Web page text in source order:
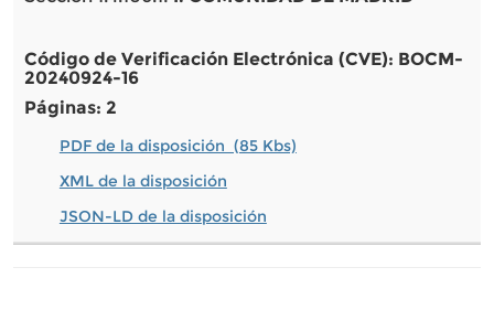
Código de Verificación Electrónica (CVE): BOCM-
20240924-16
Páginas: 2
PDF de la disposición (85 Kbs)
XML de la disposición
JSON-LD de la disposición